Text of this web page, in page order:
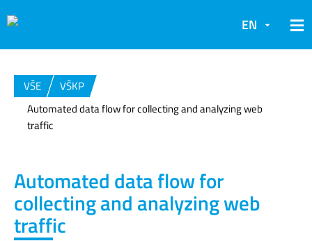
EN
VŠE
VŠKP
Automated data flow for collecting and analyzing web
traffic
Automated data flow for
collecting and analyzing web
traffic